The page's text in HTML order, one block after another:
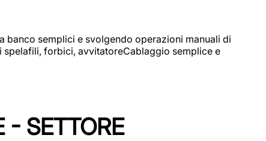
banco semplici e svolgendo operazioni manuali di
forbici, avvitatoreCablaggio semplice e
- SETTORE